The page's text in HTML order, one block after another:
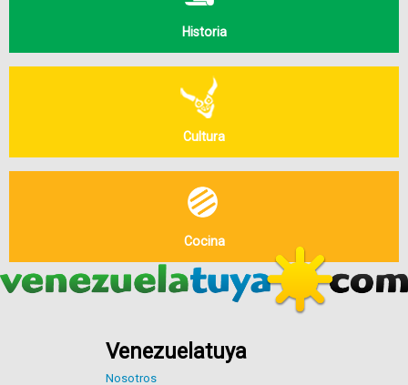
Historia
Cultura
Cocina
Venezuelatuya
Nosotros